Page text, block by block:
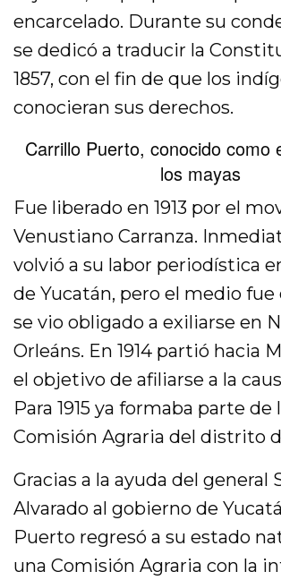
encarcelado. Durante su
se dedicó a traducir la
1857, con el fin de que los
conocieran sus derechos.
Carrillo Puerto, conocido como
los mayas
Fue liberado en 1913 por el
Venustiano Carranza.
volvió a su labor periodística
de Yucatán, pero el medio fue
se vio obligado a exiliarse en
Orleáns. En 1914 partió hacia
el objetivo de afiliarse a la
Para 1915 ya formaba parte de
Comisión Agraria del distrito
Gracias a la ayuda del general
Alvarado al gobierno de
Puerto regresó a su estado
una Comisión Agraria con la